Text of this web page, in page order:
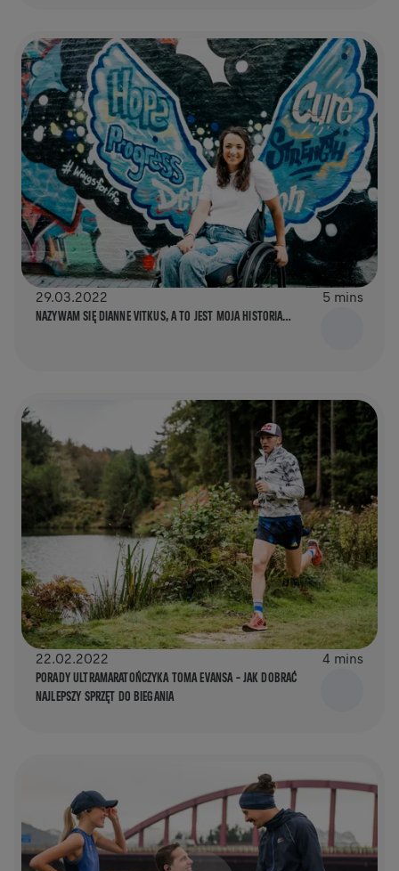
29.03.2022 5 mins
NAZYWAM SIĘ DIANNE VITKUS, A TO JEST MOJA HISTORIA…
22.02.2022 4 mins
PORADY ULTRAMARATOŃCZYKA TOMA EVANSA – JAK DOBRAĆ
NAJLEPSZY SPRZĘT DO BIEGANIA